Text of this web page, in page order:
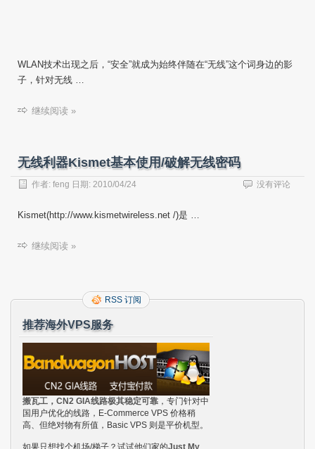
WLAN技术出现之后，“安全”就成为始终伴随在“无线”这个词身边的影
子，针对无线 …
继续阅读 »
无线利器Kismet基本使用/破解无线密码
作者: feng 日期: 2010/04/24 没有评论
Kismet(http://www.kismetwireless.net /)是 …
继续阅读 »
RSS 订阅
推荐海外VPS服务
搬瓦工，CN2 GIA线路极其稳定可靠 ，专门针对中
国用户优化的线路，E-Commerce VPS 价格稍
高、但绝对物有所值，Basic VPS 则是平价机型。
如果只想找个机场/梯子？试试他们家的Just My